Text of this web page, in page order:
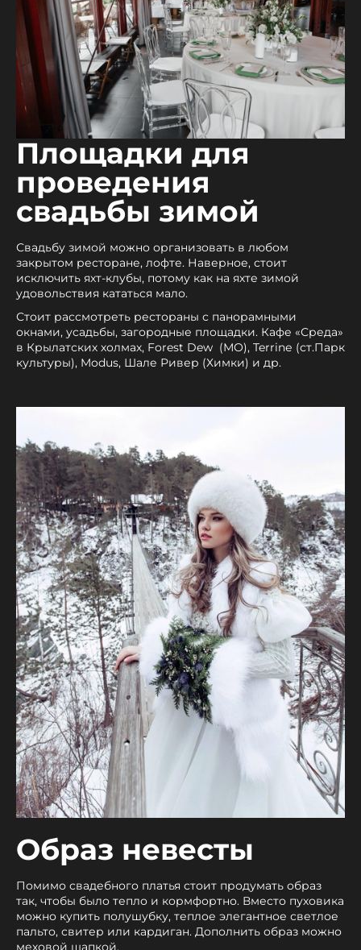
Площадки для
проведения
свадьбы зимой
Свадьбу зимой можно организовать в любом
закрытом ресторане, лофте. Наверное, стоит
исключить яхт-клубы, потому как на яхте зимой
удовольствия кататься мало.
Стоит рассмотреть рестораны с панорамными
окнами, усадьбы, загородные площадки. Кафе «Среда»
в Крылатских холмах, Forest Dew (МО), Terrinе (ст.Парк
культуры), Modus, Шале Ривер (Химки) и др.
Образ невесты
Помимо свадебного платья стоит продумать образ
так, чтобы было тепло и кормфортно. Вместо пуховика
можно купить полушубку, теплое элегантное светлое
пальто, свитер или кардиган. Дополнить образ можно
меховой шапкой.